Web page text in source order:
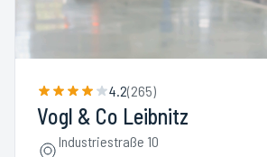
4.2(265)
Vogl & Co Leibnitz
Industriestraße 10